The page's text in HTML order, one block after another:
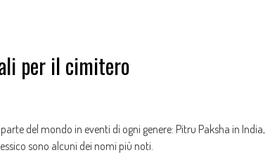
per il cimitero
del mondo in eventi di ogni genere: Pitru Paksha in India,
sono alcuni dei nomi più noti.